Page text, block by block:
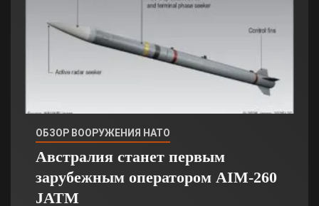
ОБЗОР ВООРУЖЕНИЯ НАТО
Австралия станет первым
зарубежным оператором AIM-260
JATM